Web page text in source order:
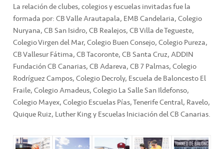
La relación de clubes, colegios y escuelas invitadas fue la
formada por: CB Valle Arautapala, EMB Candelaria, Colegio
Nuryana, CB San Isidro, CB Realejos, CB Villa de Tegueste,
Colegio Virgen del Mar, Colegio Buen Consejo, Colegio Pureza,
CB Vallesur Fátima, CB Tacoronte, CB Santa Cruz, ADDIN
Fundación CB Canarias, CB Adareva, CB 7 Palmas, Colegio
Rodríguez Campos, Colegio Decroly, Escuela de Baloncesto El
Fraile, Colegio Amadeus, Colegio La Salle San Ildefonso,
Colegio Mayex, Colegio Escuelas Pías, Tenerife Central, Ravelo,
Quique Ruiz, Luther King y Escuelas Iniciación del CB Canarias.